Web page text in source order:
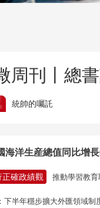
周刊丨總
統帥的囑託
海洋生産總值同比增
確政績觀 推動學習教育
下半年穩步擴大外匯領域制